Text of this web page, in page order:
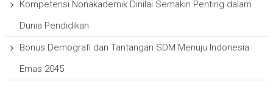
Kompetensi Nonakademik Dinilai Semakin Penting dalam
Dunia Pendidikan
Bonus Demografi dan Tantangan SDM Menuju Indonesia
Emas 2045